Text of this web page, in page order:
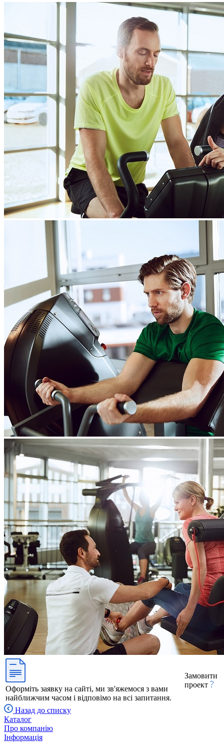
Оформіть заявку на сайті, ми зв'яжемося з вами
найближчим часом і відповімо на всі запитання.
Замовити
проект
Назад до списку
Каталог
Про компанію
Інформація